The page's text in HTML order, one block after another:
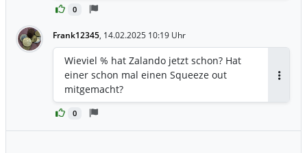
0
Frank12345, 14.02.2025 10:19 Uhr
0
Wieviel % hat Zalando jetzt schon? Hat
einer schon mal einen Squeeze out
mitgemacht?